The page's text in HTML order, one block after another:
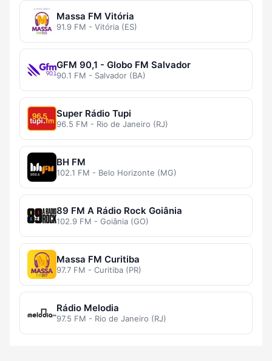
Massa FM Vitória
91.9 FM - Vitória (ES)
GFM 90,1 - Globo FM Salvador
90.1 FM - Salvador (BA)
Super Rádio Tupi
96.5 FM - Rio de Janeiro (RJ)
BH FM
102.1 FM - Belo Horizonte (MG)
89 FM A Rádio Rock Goiânia
102.9 FM - Goiânia (GO)
Massa FM Curitiba
97.7 FM - Curitiba (PR)
Rádio Melodia
97.5 FM - Rio de Janeiro (RJ)